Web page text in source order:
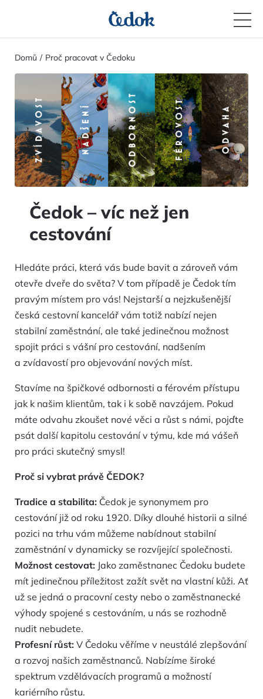
Domů Proč pracovat v Čedoku
Čedok – víc než jen
cestování
Hledáte práci, která vás bude bavit a zároveň vám
otevře dveře do světa? V tom případě je Čedok tím
pravým místem pro vás! Nejstarší a nejzkušenější
česká cestovní kancelář vám totiž nabízí nejen
stabilní zaměstnání, ale také jedinečnou možnost
spojit práci s vášní pro cestování, nadšením
a zvídavostí pro objevování nových míst.
Stavíme na špičkové odbornosti a férovém přístupu
jak k našim klientům, tak i k sobě navzájem. Pokud
máte odvahu zkoušet nové věci a růst s námi, pojďte
psát další kapitolu cestování v týmu, kde má vášeň
pro práci skutečný smysl!
Proč si vybrat právě ČEDOK?
Tradice a stabilita: Čedok je synonymem pro
cestování již od roku 1920. Díky dlouhé historii a silné
pozici na trhu vám můžeme nabídnout stabilní
zaměstnání v dynamicky se rozvíjející společnosti.
Možnost cestovat: Jako zaměstnanec Čedoku budete
mít jedinečnou příležitost zažít svět na vlastní kůži. Ať
už se jedná o pracovní cesty nebo o zaměstnanecké
výhody spojené s cestováním, u nás se rozhodně
nudit nebudete.
Profesní růst: V Čedoku věříme v neustálé zlepšování
a rozvoj našich zaměstnanců. Nabízíme široké
spektrum vzdělávacích programů a možností
kariérního růstu.